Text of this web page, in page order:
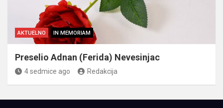
AKTUELNO IN MEMORIAM
Preselio Adnan (Ferida) Nevesinjac
4 sedmice ago Redakcija